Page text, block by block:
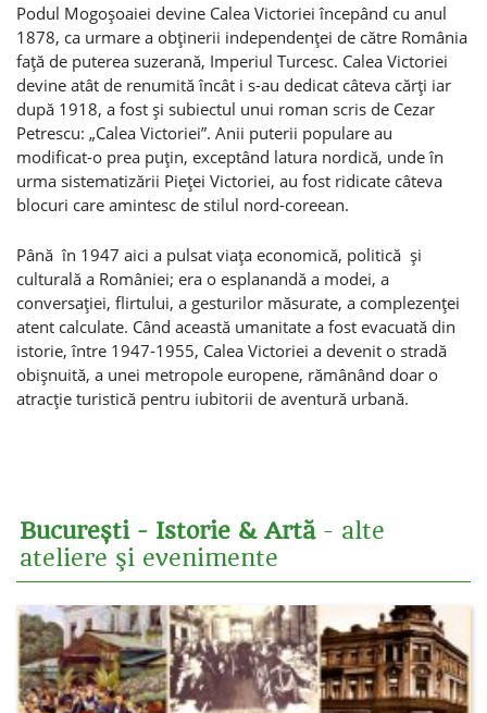
Podul Mogoşoaiei devine Calea Victoriei începând cu anul
1878, ca urmare a obţinerii independenţei de către România
faţă de puterea suzerană, Imperiul Turcesc. Calea Victoriei
devine atât de renumită încât i s-au dedicat câteva cărţi iar
după 1918, a fost şi subiectul unui roman scris de Cezar
Petrescu: „Calea Victoriei”. Anii puterii populare au
modificat-o prea puţin, exceptând latura nordică, unde în
urma sistematizării Pieţei Victoriei, au fost ridicate câteva
blocuri care amintesc de stilul nord-coreean.
Până în 1947 aici a pulsat viaţa economică, politică şi
culturală a României; era o esplanandă a modei, a
conversaţiei, flirtului, a gesturilor măsurate, a complezenţei
atent calculate. Când această umanitate a fost evacuată din
istorie, între 1947-1955, Calea Victoriei a devenit o stradă
obişnuită, a unei metropole europene, rămânând doar o
atracţie turistică pentru iubitorii de aventură urbană.
București - Istorie & Artă- alte
ateliere şi evenimente